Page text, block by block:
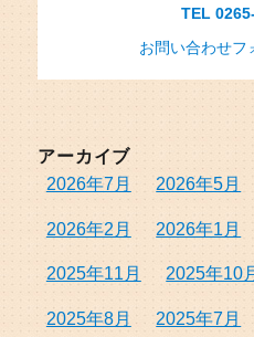
TEL
お問い合わせフ
アーカイブ
2026年7月 2026年5月
2026年2月 2026年1月
2025年11月 2025年10
2025年8月 2025年7月